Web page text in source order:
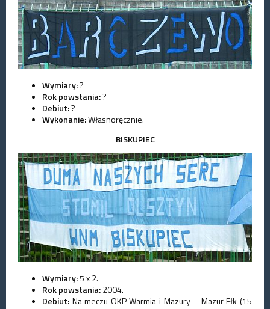
Wymiary:?
Rok powstania:?
Debiut:?
Wykonanie:Własnoręcznie.
BISKUPIEC
Wymiary:5 x 2.
Rok powstania:2004.
Debiut: Na meczu OKP Warmia i Mazury – Mazur Ełk (15